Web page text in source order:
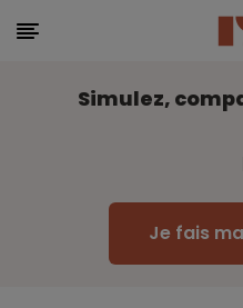
Simulez,
Je fais